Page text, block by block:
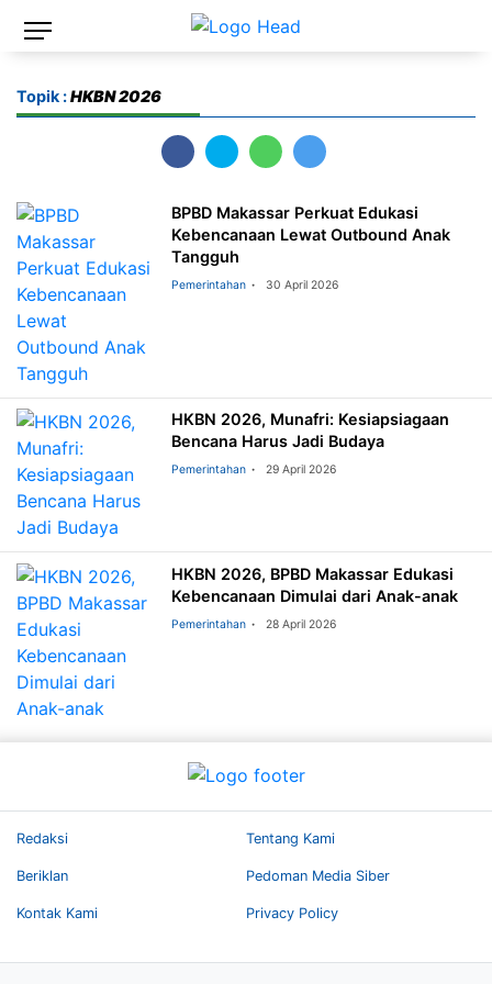
Topik :HKBN 2026
BPBD Makassar Perkuat Edukasi
Kebencanaan Lewat Outbound Anak
Tangguh
Pemerintahan 30 April 2026
HKBN 2026, Munafri: Kesiapsiagaan
Bencana Harus Jadi Budaya
Pemerintahan 29 April 2026
HKBN 2026, BPBD Makassar Edukasi
Kebencanaan Dimulai dari Anak-anak
Pemerintahan 28 April 2026
Redaksi Tentang Kami
Beriklan Pedoman Media Siber
Kontak Kami Privacy Policy